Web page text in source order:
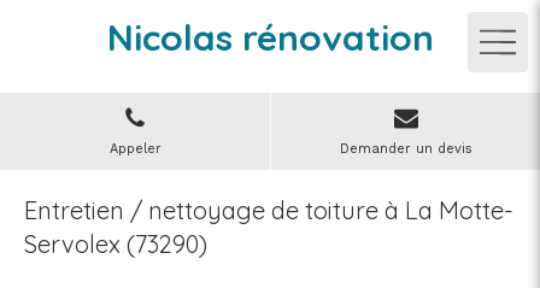
Nicolas rénovation
Appeler Demander un devis
Entretien / nettoyage de toiture à La Motte-
Servolex (73290)